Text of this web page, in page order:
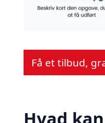
Få et tilbud,